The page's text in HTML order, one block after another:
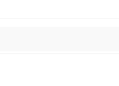
con todas sus etiquetas,